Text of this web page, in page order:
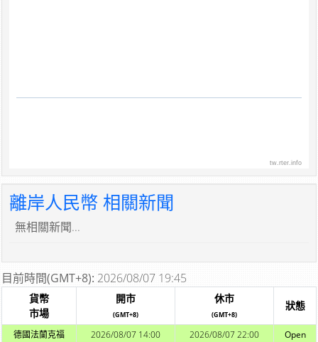
tw.rter.info
離岸人民幣 相關新聞
無相關新聞...
目前時間(GMT+8): 2026/08/07 19:45
貨幣
市場
開市
(GMT+8)
休市
(GMT+8)
狀態
德國法蘭克福 2026/08/07 14:00 2026/08/07 22:00
Open